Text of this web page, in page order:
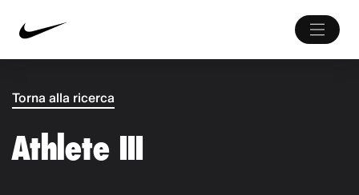
Torna alla ricerca
Athlete III